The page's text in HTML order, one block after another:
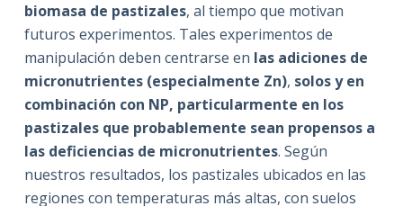
biomasa de pastizales, al tiempo que motivan
futuros experimentos. Tales experimentos de
manipulación deben centrarse en las adiciones de
micronutrientes (especialmente Zn), solos y en
combinación con NP, particularmente en los
pastizales que probablemente sean propensos a
las deficiencias de micronutrientes. Según
nuestros resultados, los pastizales ubicados en las
regiones con temperaturas más altas, con suelos